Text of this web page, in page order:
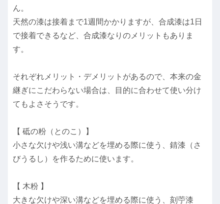
ん。
天然の漆は接着まで1週間かかりますが、合成漆は1日
で接着できるなど、合成漆なりのメリットもありま
す。
それぞれメリット・デメリットがあるので、本来の金
継ぎにこだわらない場合は、目的に合わせて使い分け
てもよさそうです。
【 砥の粉（とのこ）】
小さな欠けや浅い溝などを埋める際に使う、錆漆（さ
びうるし）を作るために使います。
【 木粉 】
大きな欠けや深い溝などを埋める際に使う、刻苧漆